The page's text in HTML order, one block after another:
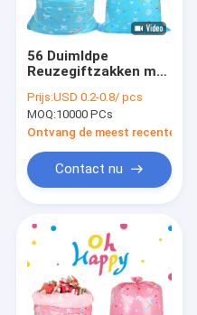
56 Duimldpe
Reuzegiftzakken met
voor
Vakantieverjaardag
Prijs:USD 0.2-0.8/ pcs
MOQ:10000 PCs
Ontvang de meest recente Prijs
Contact nu